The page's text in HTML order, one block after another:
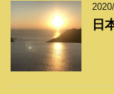
日